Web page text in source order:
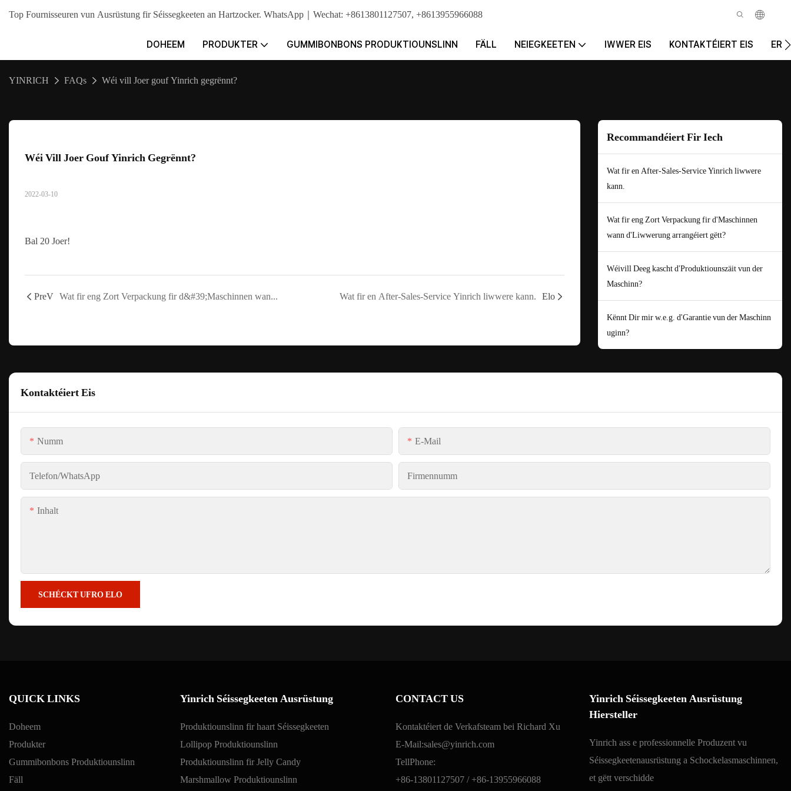
Top Fournisseuren vun Ausrüstung fir Séissegkeeten an Hartzocker. WhatsApp｜Wechat: +8613801127507, +8613955966088
DOHEEM PRODUKTER GUMMIBONBONS PRODUKTIOUNSLINN FÄLL NEIEGKEETEN IWWER EIS KONTAKTÉIERT EIS
YINRICH FAQs Wéi vill Joer gouf Yinrich gegrënnt?
Wéi Vill Joer Gouf Yinrich Gegrënnt?
2022-03-10
Bal 20 Joer!
PreV Wat fir eng Zort Verpackung fir d&#39;Maschinnen wann d&#39;Liwwerung arrangéiert gëtt? Wat fir en After-Sales-Service Yinrich liwwere kann. Elo
Recommandéiert Fir Iech
Wat fir en After-Sales-Service Yinrich liwwere
kann.
Wat fir eng Zort Verpackung fir d'Maschinnen
wann d'Liwwerung arrangéiert gëtt?
Wéivill Deeg kascht d'Produktiounszäit vun der
Maschinn?
Kënnt Dir mir w.e.g. d'Garantie vun der Maschinn
uginn?
Kontaktéiert Eis
Numm E-Mail
Telefon/WhatsApp Firmennumm
Inhalt
SCHÉCKT UFRO ELO
QUICK LINKS
Doheem
Produkter
Gummibonbons Produktiounslinn
Fäll
Yinrich Séissegkeeten Ausrüstung
Produktiounslinn fir haart Séissegkeeten
Lollipop Produktiounslinn
Produktiounslinn fir Jelly Candy
Marshmallow Produktiounslinn
CONTACT US
Kontaktéiert de Verkafsteam bei Richard Xu
E-Mail:sales@yinrich.com
TellPhone:
+86-13801127507 / +86-13955966088
Yinrich Séissegkeeten Ausrüstung
Hiersteller
Yinrich ass e professionnelle Produzent vu
Séissegkeetenausrüstung a Schockelasmaschinnen,
et gëtt verschidde